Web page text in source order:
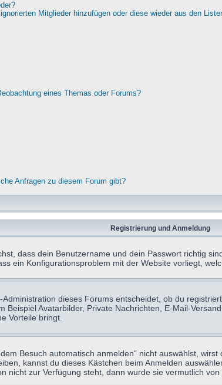
Mitglieder hinzufügen oder diese wieder aus den
eines Themas oder Forums?
Anfragen zu diesem Forum gibt?
Registrierung und Anmeldung
dass dein Benutzername und dein Passwort richtig
ein Konfigurationsproblem mit der Website vorliegt,
dieses Forums entscheidet, ob du
Beispiel Avatarbilder, Private Nachrichten, E-Mail-
Vorteile bringt.
Besuch automatisch anmelden“ nicht auswählst,
kannst du dieses Kästchen beim Anmelden
nicht zur Verfügung steht, dann wurde sie vermutlich